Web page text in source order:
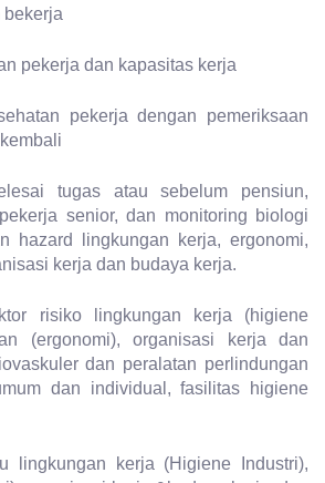
bekerja
pekerja dan kapasitas kerja
pekerja dengan pemeriksaan
tugas atau sebelum pensiun,
senior, dan monitoring biologi
hazard lingkungan kerja, ergonomi,
kerja dan budaya kerja.
risiko lingkungan kerja (higiene
(ergonomi), organisasi kerja dan
dan peralatan perlindungan
dan individual, fasilitas higiene
lingkungan kerja (Higiene Industri),